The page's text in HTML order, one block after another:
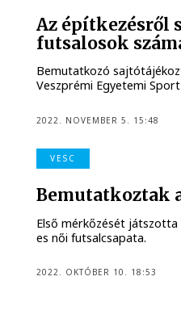
Az építkezésről
futsalosok
Bemutatkozó
Veszprémi Egyetemi
2022. NOVEMBER 5. 15:48
VESC
Bemutatkoztak
Első mérkőzését játszotta
es női futsalcsapata.
2022. OKTÓBER 10. 18:53